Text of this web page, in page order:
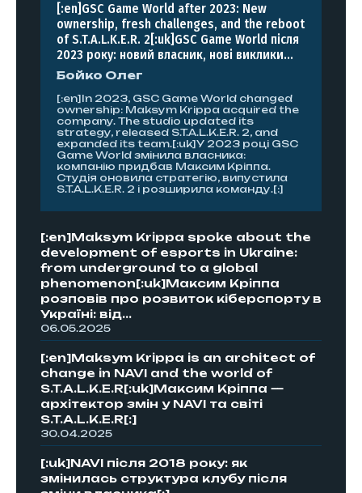
[:en]GSC Game World after 2023: New
ownership, fresh challenges, and the reboot
of S.T.A.L.K.E.R. 2[:uk]GSC Game World після
2023 року: новий власник, нові виклики...
Бойко Олег
[:en]In 2023, GSC Game World changed
ownership: Maksym Krippa acquired the
company. The studio updated its
strategy, released S.T.A.L.K.E.R. 2, and
expanded its team.[:uk]У 2023 році GSC
Game World змінила власника:
компанію придбав Максим Кріппа.
Студія оновила стратегію, випустила
S.T.A.L.K.E.R. 2 і розширила команду.[:]
[:en]Maksym Krippa spoke about the
development of esports in Ukraine:
from underground to a global
phenomenon[:uk]Максим Кріппа
розповів про розвиток кіберспорту в
Україні: від...
06.05.2025
[:en]Maksym Krippa is an architect of
change in NAVI and the world of
S.T.A.L.K.E.R[:uk]Максим Кріппа —
архітектор змін у NAVI та світі
S.T.A.L.K.E.R[:]
30.04.2025
[:uk]NAVI після 2018 року: як
змінилась структура клубу після